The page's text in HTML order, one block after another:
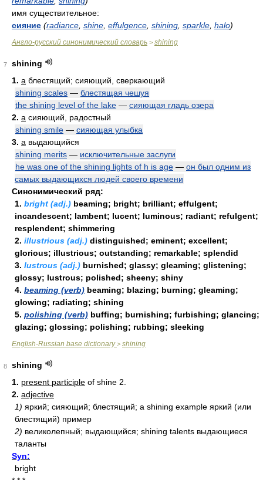
имя существительное:
сияние (radiance shine effulgence shining sparkle halo)
Англо-русский синонимический словарь > shining
7
shining
1. a блестящий; сияющий, сверкающий
shining scales — блестящая чешуя
the shining level of the lake — сияющая гладь озера
2. a сияющий, радостный
shining smile — сияющая улыбка
3. a выдающийся
shining merits — исключительные заслуги
he was one of the shining lights of h is age — он был одним из
самых выдающихся людей своего времени
Синонимический ряд:
1. bright (adj.) beaming; bright; brilliant; effulgent;
incandescent; lambent; lucent; luminous; radiant; refulgent;
resplendent; shimmering
2. illustrious (adj.) distinguished; eminent; excellent;
glorious; illustrious; outstanding; remarkable; splendid
3. lustrous (adj.) burnished; glassy; gleaming; glistening;
glossy; lustrous; polished; sheeny; shiny
4. beaming (verb) beaming; blazing; burning; gleaming;
glowing; radiating; shining
5. polishing (verb) buffing; burnishing; furbishing; glancing;
glazing; glossing; polishing; rubbing; sleeking
English-Russian base dictionary> shining
8
shining
1. present participle of shine 2.
2. adjective
1) яркий; сияющий; блестящий; а shining example яркий (или
блестящий) пример
2) великолепный; выдающийся; shining talents выдающиеся
таланты
Syn:
bright